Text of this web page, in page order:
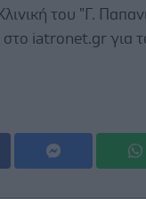
του "Γ.
στο iatronet.gr για